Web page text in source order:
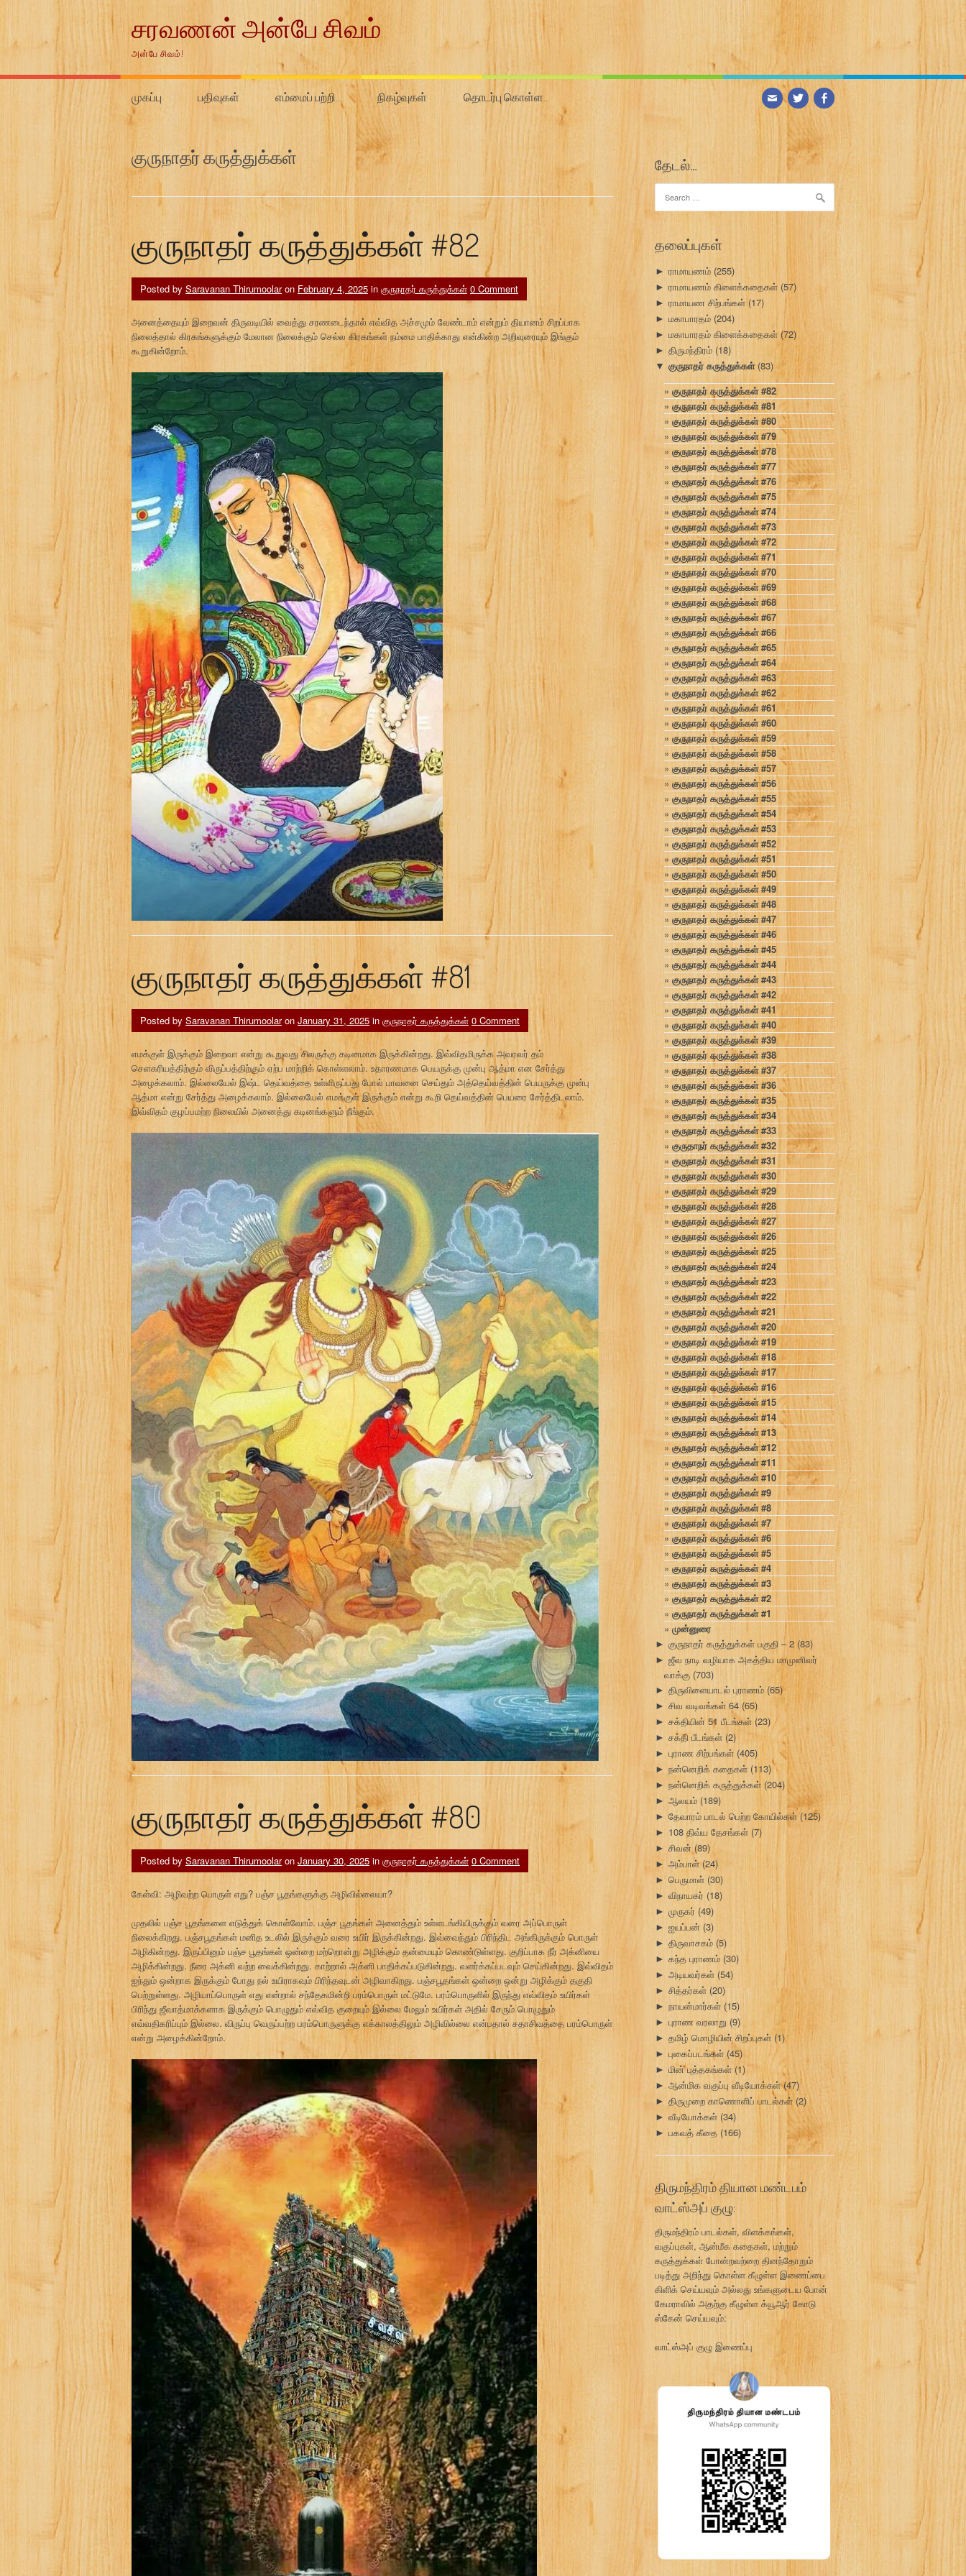
சரவணன் அன்பே சிவம்
அன்பே சிவம்!
முகப்பு பதிவுகள் எம்மைப் பற்றி… நிகழ்வுகள் தொடர்பு கொள்ள…
குருநாதர் கருத்துக்கள்
குருநாதர் கருத்துக்கள் #82
Posted by Saravanan Thirumoolaron February 4, 2025 in குருநாதர் கருத்துக்கள் 0 Comment
அனைத்தையும் இறைவன் திருவடியில் வைத்து சரணடைந்தால் எவ்வித அச்சமும் வேண்டாம் என்றும் தியானம் சிறப்பாக
நிலைத்தால் கிரகங்களுக்கும் மேலான நிலைக்கும் செல்ல கிரகங்கள் நம்மை பாதிக்காது என்கின்ற அறிவுரையும் இங்கும்
கூறுகின்றோம்.
குருநாதர் கருத்துக்கள் #81
Posted by Saravanan Thirumoolaron January 31, 2025 in குருநாதர் கருத்துக்கள் 0 Comment
எமக்குள் இருக்கும் இறைவா என்று கூறுவது சிலருக்கு கடினமாக இருக்கின்றது. இவ்விதமிருக்க அவரவர் தம்
செளகரியத்திற்கும் விருப்பத்திற்கும் ஏற்ப மாற்றிக் கொள்ளலாம். உதாரணமாக பெயருக்கு முன்பு ஆத்மா என சேர்த்து
அழைக்கலாம். இல்லையேல் இஷ்ட தெய்வத்தை உள்ளிருப்பது போல் பாவனை செய்தும் அத்தெய்வத்தின் பெயருக்கு முன்பு
ஆத்மா என்று சேர்த்து அழைக்கலாம். இல்லையேல் எமக்குள் இருக்கும் என்று கூறி தெய்வத்தின் பெயரை சேர்த்திடலாம்.
இவ்விதம் குழப்பமற்ற நிலையில் அனைத்து கடினங்களும் நீங்கும்.
குருநாதர் கருத்துக்கள் #80
Posted by Saravanan Thirumoolaron January 30, 2025 in குருநாதர் கருத்துக்கள் 0 Comment
கேள்வி: அழிவற்ற பொருள் எது? பஞ்ச பூதங்களுக்கு அழிவில்லையா?
முதலில் பஞ்ச பூதங்களை எடுத்துக் கொள்வோம். பஞ்ச பூதங்கள் அனைத்தும் உள்ளடங்கியிருக்கும் வரை அப்பொருள்
நிலைக்கிறது. பஞ்சபூதங்கள் மனித உடலில் இருக்கும் வரை உயிர் இருக்கின்றது. இவ்வைந்தும் பிரிந்திட அங்கிருக்கும் பொருள்
அழிகின்றது. இருப்பினும் பஞ்ச பூதங்கள் ஒன்றை மற்றொன்று அழிக்கும் தன்மையும் கொண்டுள்ளது. குறிப்பாக நீர் அக்னியை
அழிக்கின்றது. நீரை அக்னி வற்ற வைக்கின்றது. காற்றால் அக்னி பாதிக்கப்படுகின்றது. வளர்க்கப்படவும் செய்கின்றது. இவ்விதம்
ஐந்தும் ஒன்றாக இருக்கும் போது நல் உயிராகவும் பிரிந்தவுடன் அழிவாகிறது. பஞ்சபூதங்கள் ஒன்றை ஒன்று அழிக்கும் தகுதி
பெற்றுள்ளது. அழியாப்பொருள் எது என்றால் சந்தேகமின்றி பரம்பொருள் மட்டுமே. பரம்பொருளில் இருந்து எவ்விதம் உயிர்கள்
பிரிந்து ஜீவாத்மாக்களாக இருக்கும் பொழுதும் எவ்வித குறையும் இல்லை மேலும் உயிர்கள் அதில் சேரும் பொழுதும்
எவ்வதிகரிப்பும் இல்லை. விருப்பு வெருப்பற்ற பரம்பொருளுக்கு எக்காலத்திலும் அழிவில்லை என்பதால் சதாசிவத்தை பரம்பொருள்
என்று அழைக்கின்றோம்.
தேடல்…
for:
தலைப்புகள்
► ராமாயணம் (255)
► ராமாயணம் கிளைக்கதைகள் (57)
► ராமாயண சிற்பங்கள் (17)
► மகாபாரதம் (204)
► மகாபாரதம் கிளைக்கதைகள்(72)
► திருமந்திரம் (18)
▼ குருநாதர் கருத்துக்கள்(83)
குருநாதர் கருத்துக்கள் #82
குருநாதர் கருத்துக்கள் #81
குருநாதர் கருத்துக்கள் #80
குருநாதர் கருத்துக்கள் #79
குருநாதர் கருத்துக்கள் #78
குருநாதர் கருத்துக்கள் #77
குருநாதர் கருத்துக்கள் #76
குருநாதர் கருத்துக்கள் #75
குருநாதர் கருத்துக்கள் #74
குருநாதர் கருத்துக்கள் #73
குருநாதர் கருத்துக்கள் #72
குருநாதர் கருத்துக்கள் #71
குருநாதர் கருத்துக்கள் #70
குருநாதர் கருத்துக்கள் #69
குருநாதர் கருத்துக்கள் #68
குருநாதர் கருத்துக்கள் #67
குருநாதர் கருத்துக்கள் #66
குருநாதர் கருத்துக்கள் #65
குருநாதர் கருத்துக்கள் #64
குருநாதர் கருத்துக்கள் #63
குருநாதர் கருத்துக்கள் #62
குருநாதர் கருத்துக்கள் #61
குருநாதர் கருத்துக்கள் #60
குருநாதர் கருத்துக்கள் #59
குருநாதர் கருத்துக்கள் #58
குருநாதர் கருத்துக்கள் #57
குருநாதர் கருத்துக்கள் #56
குருநாதர் கருத்துக்கள் #55
குருநாதர் கருத்துக்கள் #54
குருநாதர் கருத்துக்கள் #53
குருநாதர் கருத்துக்கள் #52
குருநாதர் கருத்துக்கள் #51
குருநாதர் கருத்துக்கள் #50
குருநாதர் கருத்துக்கள் #49
குருநாதர் கருத்துக்கள் #48
குருநாதர் கருத்துக்கள் #47
குருநாதர் கருத்துக்கள் #46
குருநாதர் கருத்துக்கள் #45
குருநாதர் கருத்துக்கள் #44
குருநாதர் கருத்துக்கள் #43
குருநாதர் கருத்துக்கள் #42
குருநாதர் கருத்துக்கள் #41
குருநாதர் கருத்துக்கள் #40
குருநாதர் கருத்துக்கள் #39
குருநாதர் கருத்துக்கள் #38
குருநாதர் கருத்துக்கள் #37
குருநாதர் கருத்துக்கள் #36
குருநாதர் கருத்துக்கள் #35
குருநாதர் கருத்துக்கள் #34
குருநாதர் கருத்துக்கள் #33
குருதாநர் கருத்துக்கள் #32
குருநாதர் கருத்துக்கள் #31
குருநாதர் கருத்துக்கள் #30
குருநாதர் கருத்துக்கள் #29
குருநாதர் கருத்துக்கள் #28
குருநாதர் கருத்துக்கள் #27
குருநாதர் கருத்துக்கள் #26
குருநாதர் கருத்துக்கள் #25
குருநாதர் கருத்துக்கள் #24
குருநாதர் கருத்துக்கள் #23
குருநாதர் கருத்துக்கள் #22
குருநாதர் கருத்துக்கள் #21
குருநாதர் கருத்துக்கள் #20
குருநாதர் கருத்துக்கள் #19
குருநாதர் கருத்துக்கள் #18
குருநாதர் கருத்துக்கள் #17
குருநாதர் கருத்துக்கள் #16
குருநாதர் கருத்துக்கள் #15
குருநாதர் கருத்துக்கள் #14
குருநாதர் கருத்துக்கள் #13
குருநாதர் கருத்துக்கள் #12
குருநாதர் கருத்துக்கள் #11
குருநாதர் கருத்துக்கள் #10
குருநாதர் கருத்துக்கள் #9
குருநாதர் கருத்துக்கள் #8
குருநாதர் கருத்துக்கள் #7
குருநாதர் கருத்துக்கள் #6
குருநாதர் கருத்துக்கள் #5
குருநாதர் கருத்துக்கள் #4
குருநாதர் கருத்துக்கள் #3
குருநாதர் கருத்துக்கள் #2
குருநாதர் கருத்துக்கள் #1
முன்னுரை
► குருநாதர் கருத்துக்கள் பகுதி – 2 (83)
► ஜீவ நாடி வழியாக அகத்திய மாமுனிவர்
வாக்கு (703)
► திருவிளையாடல் புராணம் (65)
► சிவ வடிவங்கள் 64 (65)
► சக்தியின் 51 பீடங்கள் (23)
► சக்தி பீடங்கள் (2)
► புராண சிற்பங்கள் (405)
► நன்னெறிக் கதைகள் (113)
► நன்னெறிக் கருத்துக்கள் (204)
► ஆலயம் (189)
► தேவாரம் பாடல் பெற்ற கோயில்கள்(125)
► 108 திவ்ய தேசங்கள் (7)
► சிவன் (89)
► அம்பாள்(24)
► பெருமாள் (30)
► விநாயகர் (18)
► முருகர் (49)
► ஐயப்பன் (3)
► திருவாசகம் (5)
► கந்த புராணம் (30)
► அடியவர்கள் (54)
► சித்தர்கள் (20)
► நாயன்மார்கள் (15)
► புராண வரலாறு (9)
► தமிழ் மொழியின் சிறப்புகள் (1)
► புகைப்படங்கள் (45)
► மின் புத்தகங்கள் (1)
► ஆன்மிக வகுப்பு வீடியோக்கள்(47)
► திருமுறை காணொளிப் பாடல்கள் (2)
► வீடியோக்கள் (34)
► பகவத் கீதை (166)
திருமந்திரம் தியான மண்டபம்
வாட்ஸ்அப் குழு:
திருமந்திரம் பாடல்கள், விளக்கங்கள்,
வகுப்புகள், ஆன்மீக கதைகள், மற்றும்
கருத்துக்கள் போன்றவற்றை தினந்தோறும்
படித்து அறிந்து கொள்ள கீழுள்ள இணைப்பை
கிளிக் செய்யவும் அல்லது உங்களுடைய போன்
கேமராவில் அதற்கு கீழுள்ள க்யூஆர் கோடு
ஸ்கேன் செய்யவும்:
வாட்ஸ்அப் குழு இணைப்பு